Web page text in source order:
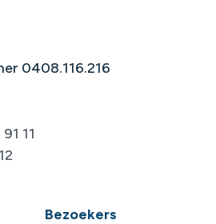
0408.116.216
11
Bezoekers